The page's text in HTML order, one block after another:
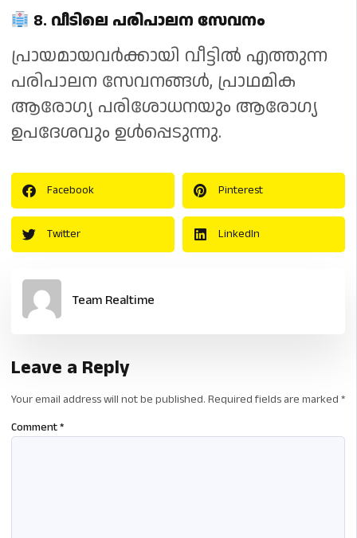
8. വീടിലെ പരിപാലന സേവനം
പ്രായമായവർക്കായി വീട്ടിൽ എത്തുന്ന
പരിപാലന സേവനങ്ങൾ, പ്രാഥമിക
ആരോഗ്യ പരിശോധനയും ആരോഗ്യ
ഉപദേശവും ഉൾപ്പെടുന്നു.
Facebook Pinterest
Twitter LinkedIn
Team Realtime
Leave a Reply
Your email address will not be published. Required fields are marked *
Comment*